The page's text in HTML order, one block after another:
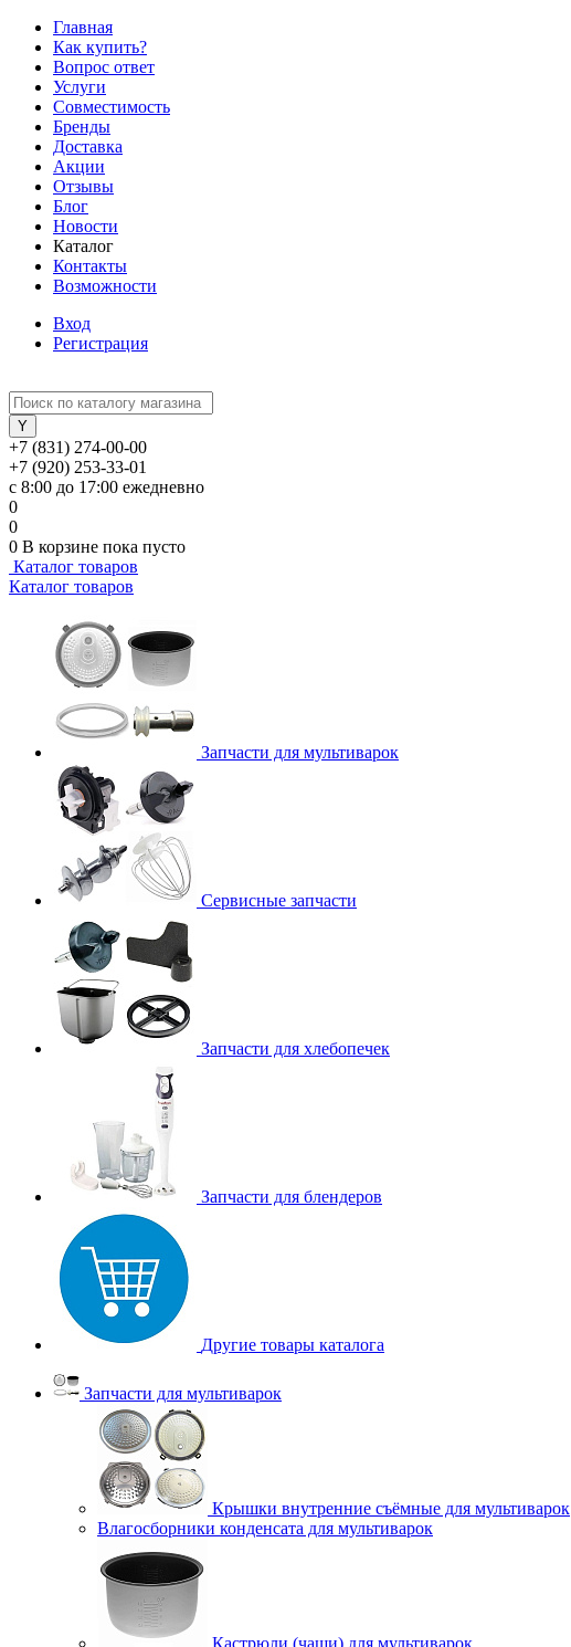
Главная
Как купить?
Вопрос ответ
Услуги
Совместимость
Бренды
Доставка
Акции
Отзывы
Блог
Новости
Каталог
Контакты
Возможности
Вход
Регистрация
+7 (831) 274-00-00
+7 (920) 253-33-01
с 8:00 до 17:00 ежедневно
0
0
0 В корзине пока пусто
Каталог товаров
Каталог товаров
Запчасти для мультиварок
Сервисные запчасти
Запчасти для хлебопечек
Запчасти для блендеров
Другие товары каталога
Запчасти для мультиварок
Крышки внутренние съёмные для мультиварок
Влагосборники конденсата для мультиварок
Кастрюли (чаши) для мультиварок